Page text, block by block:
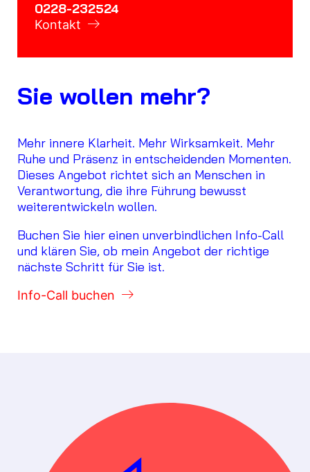
0228-232524
Kontakt
Sie wollen mehr?
Mehr innere Klarheit. Mehr Wirksamkeit. Mehr
Ruhe und Präsenz in entscheidenden Momenten.
Dieses Angebot richtet sich an Menschen in
Verantwortung, die ihre Führung bewusst
weiterentwickeln wollen.
Buchen Sie hier einen unverbindlichen Info-Call
und klären Sie, ob mein Angebot der richtige
nächste Schritt für Sie ist.
Info-Call buchen